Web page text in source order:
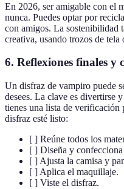
En 2026, ser amigable con el
nunca. Puedes optar por
con amigos. La sostenibilidad
creativa, usando trozos de
6. Reflexiones finales y
Un disfraz de vampiro puede
desees. La clave es divertirse
tienes una lista de verificación
disfraz esté listo:
[ ] Reúne todos los
[ ] Diseña y confecciona
[ ] Ajusta la camisa y
[ ] Aplica el maquillaje.
[ ] Viste el disfraz.